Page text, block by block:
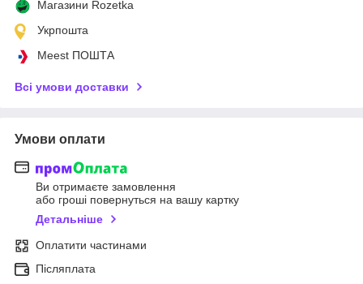
Магазини Rozetka
Укрпошта
Meest ПОШТА
Всі умови доставки
Умови оплати
Ви отримаєте замовлення
або гроші повернуться на вашу картку
Детальніше
Оплатити частинами
Післяплата